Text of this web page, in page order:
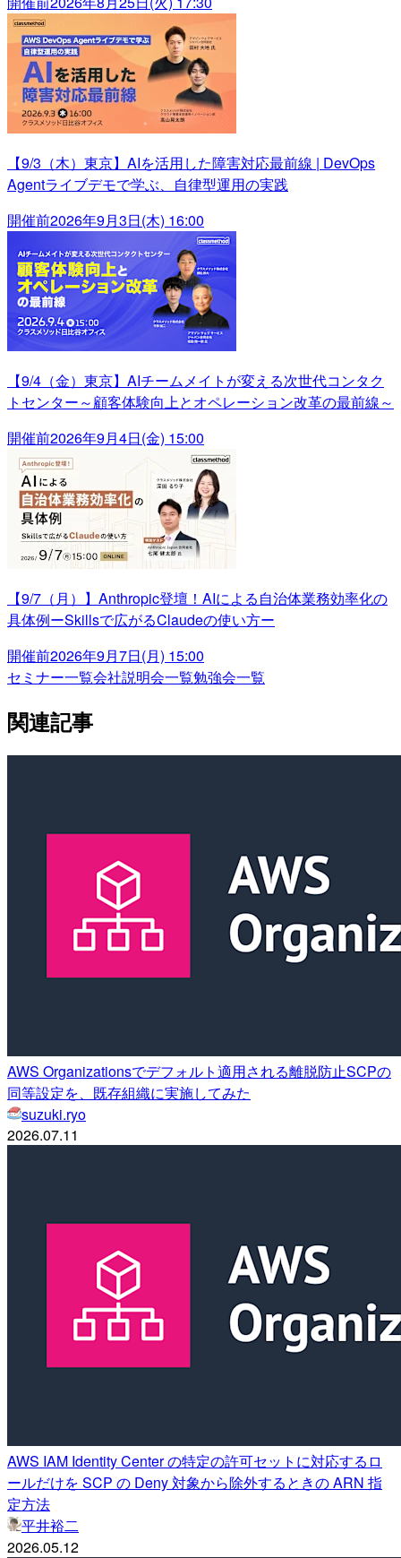
【9/3（木）東京】AIを活用した障害対応最前線 | DevOps
Agentライブデモで学ぶ、自律型運用の実践
開催前2026年9月3日(木) 16:00
【9/4（金）東京】AIチームメイトが変える次世代コンタク
トセンター～顧客体験向上とオペレーション改革の最前線～
開催前2026年9月4日(金) 15:00
【9/7（月）】Anthropic登壇！AIによる自治体業務効率化の
具体例ーSkillsで広がるClaudeの使い方ー
開催前2026年9月7日(月) 15:00
セミナー一覧会社説明会一覧勉強会一覧
関連記事
AWS Organizationsでデフォルト適用される離脱防止SCPの
同等設定を、既存組織に実施してみた
suzuki.ryo
2026.07.11
AWS IAM Identity Center の特定の許可セットに対応するロ
ールだけを SCP の Deny 対象から除外するときの ARN 指
定方法
平井裕二
2026.05.12